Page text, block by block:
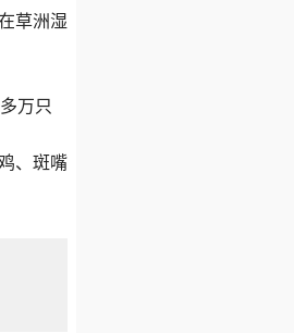
草洲湿
万只
、斑嘴